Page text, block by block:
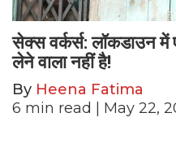
सेक्स वर्कर्स: लॉकडाउन
लेने वाला नहीं है!
By Heena Fatima
6 min read | May 22,